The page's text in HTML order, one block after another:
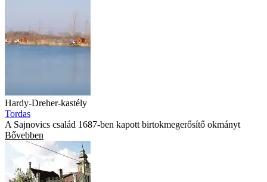
Hardy-Dreher-kastély
Tordas
A Sajnovics család 1687-ben kapott birtokmegerősítő okmányt
Bővebben